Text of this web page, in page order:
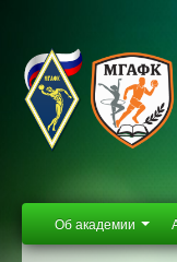
Об академии